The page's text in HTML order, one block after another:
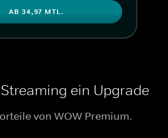
AB 34,97 MTL.
ein Upgrade
von WOW Premium.